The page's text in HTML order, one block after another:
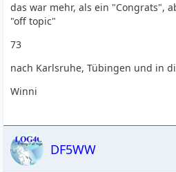
das war mehr, als ein "Congrats",
"off topic"
73
nach Karlsruhe, Tübingen und in
Winni
DF5WW